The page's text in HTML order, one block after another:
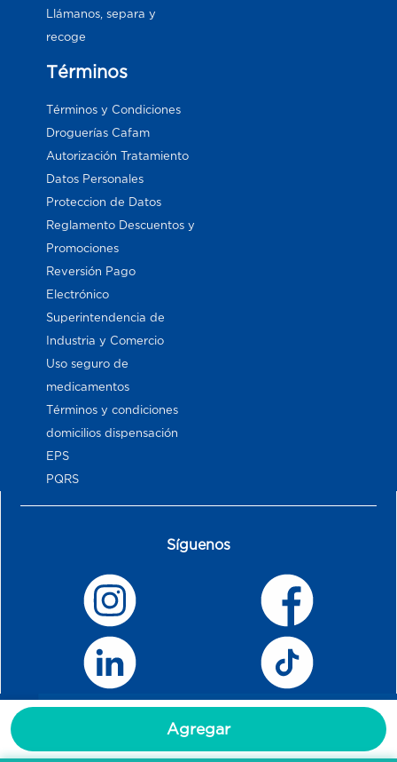
Agregar
Llámanos, separa y
recoge
Términos
Términos y Condiciones
Droguerías Cafam
Autorización Tratamiento
Datos Personales
Proteccion de Datos
Reglamento Descuentos y
Promociones
Reversión Pago
Electrónico
Superintendencia de
Industria y Comercio
Uso seguro de
medicamentos
Términos y condiciones
domicilios dispensación
EPS
PQRS
Síguenos